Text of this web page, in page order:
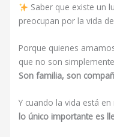
Saber que existe un
preocupan por la vida
Porque quienes
que no son
Son familia, son
Y cuando la vida está
lo único importante es